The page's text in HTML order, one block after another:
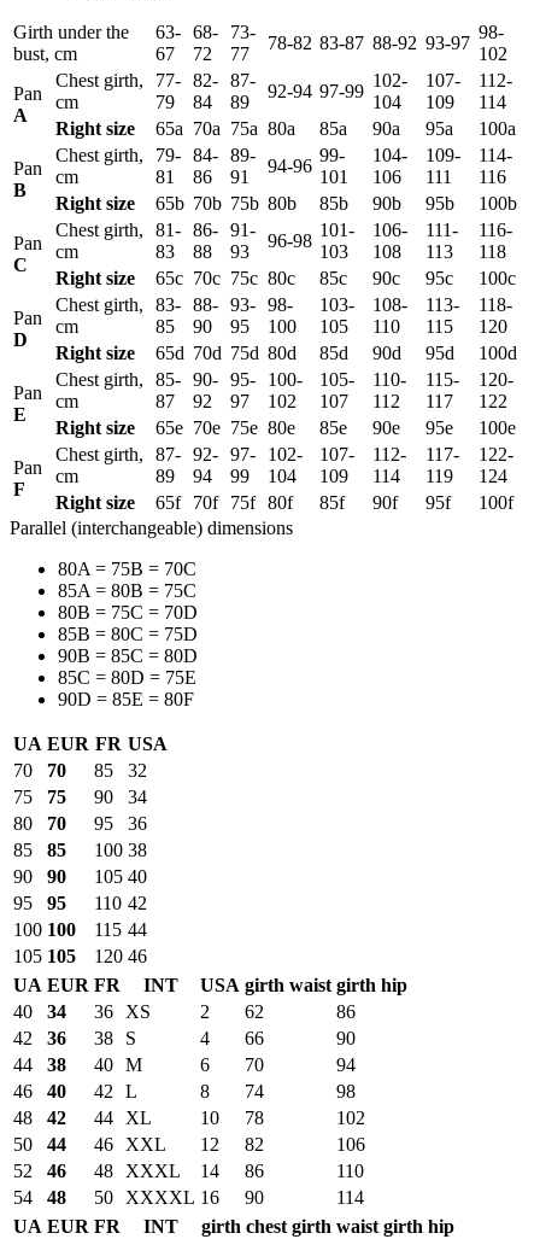
Girth under the
bust, cm
63-
67
68-
72
73-
77
78-82 83-87 88-92 93-97
98-
102
Pan
А
Chest girth,
cm
77-
79
82-
84
87-
89
92-94 97-99
102-
104
107-
109
112-
114
Right size
65а 70а 75а 80а 85а 90а 95а
100а
Pan
B
Chest girth,
cm
79-
81
84-
86
89-
91
94-96
99-
101
104-
106
109-
111
114-
116
Right size
65b 70b 75b 80b 85b 90b 95b
100b
Pan
C
Chest girth,
cm
81-
83
86-
88
91-
93
96-98
101-
103
106-
108
111-
113
116-
118
Right size
65c 70c 75c 80c 85c 90c 95c
100c
Pan
D
Chest girth,
cm
83-
85
88-
90
93-
95
98-
100
103-
105
108-
110
113-
115
118-
120
Right size
65d 70d 75d 80d 85d 90d 95d
100d
Pan
E
Chest girth,
cm
85-
87
90-
92
95-
97
100-
102
105-
107
110-
112
115-
117
120-
122
Right size
65e 70e 75e 80e 85e 90e 95e
100e
Pan
F
Chest girth,
cm
87-
89
92-
94
97-
99
102-
104
107-
109
112-
114
117-
119
122-
124
Right size
65f 70f 75f 80f 85f 90f 95f
100f
Parallel (interchangeable) dimensions
80A = 75B = 70C
85A = 80B = 75C
80B = 75C = 70D
85B = 80C = 75D
90B = 85C = 80D
85C = 80D = 75E
90D = 85E = 80F
UA EUR FR USA
70
70 85
32
75
75 90
34
80
70 95
36
85
85 100 38
90
90 105 40
95
95 110 42
100 100 115 44
105 105 120 46
UA EUR FR INT USA girth waist girth hip
40
34 36 XS 2 62
86
42
36 38 S 4 66
90
44
38 40 M 6 70
94
46
40 42 L 8 74
98
48
42 44 XL 10 78
102
50
44 46 XXL 12 82
106
52
46 48 XXXL 14 86
110
54
48 50 XXXXL 16 90
114
UA EUR FR INT girth chest girth waist girth hip